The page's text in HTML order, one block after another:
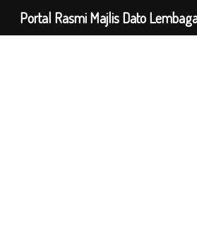
Portal Rasmi Majlis Dato